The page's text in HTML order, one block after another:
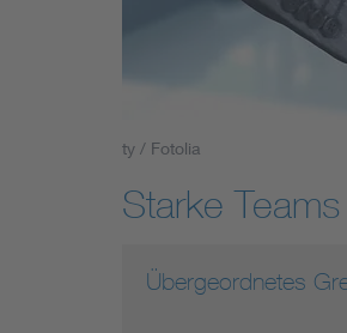
Smart Cities
ty / Fotolia
Starke
Übergeordnetes